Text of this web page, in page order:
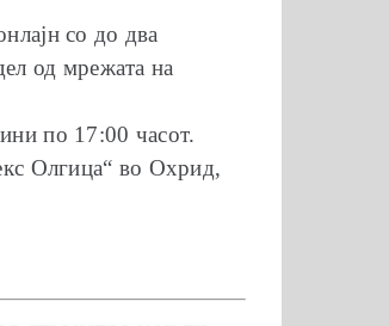
со до два
од мрежата на
по 17:00 часот.
Олгица“ во Охрид,